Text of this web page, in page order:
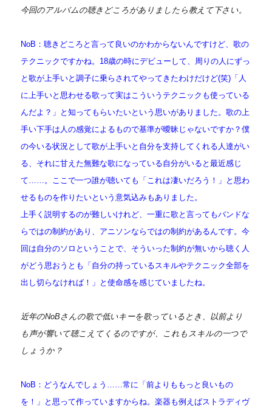
今回のアルバムの聴きどころがありましたら教えて下さい。
NoB：聴きどころと言って良いのかわからないんですけど、歌の
テクニックですかね。 18歳の時にデビューして、周りの人にずっ
と歌が上手いと調子に乗らされてやってきたわけだけど(笑)「人
に上手いと思わせる歌って実はこういうテクニックも使っている
んだよ？」と知ってもらいたいという思いがありました。歌の上
手い下手は人の感覚によるもので基準が曖昧じゃないですか？僕
の今いる状況として歌が上手いと自分を支持してくれる人達がい
る、それに甘えた無難な歌になっている自分がいると最近感じ
て……。ここで一つ誰が聴いても「これは凄いだろう！」と思わ
せるものを作りたいという意気込みもありました。
上手く説明するのが難しいけれど、一重に歌と言ってもバンドな
らではの制約があり、アニソンならではの制約があるんです。今
回は自分のソロということで、そういった制約が無いから聴く人
がどう思おうとも「自分の持っているスキルやテクニック全部を
出し切らなければ！」と使命感を感じていましたね。
近年のNoBさんの歌で低いキーを歌っているとき、以前より
も声が響いて聴こえてくるのですが、これもスキルの一つで
しょうか？
NoB：どうなんでしょう……常に「前よりももっと良いもの
を！」と思って作っていますからね。楽器も例えばストラディヴ